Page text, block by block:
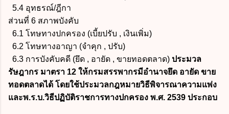
5.4 อุทธรณ์/ฎีกา
ส่วนที่ 6 สภาพบังคับ
6.1 โทษทางปกครอง (เบี้ยปรับ , เงินเพิ่ม)
6.2 โทษทางอาญา (จำคุก , ปรับ)
6.3 การบังคับคดี (ยึด , อายัด , ขายทอดตลาด) ประมวล
รัษฎากร มาตรา 12 ให้กรมสรรพากรมีอำนาจยึด อายัด ขาย
ทอดตลาดได้ โดยใช้ประมวลกฎหมายวิธีพิจารณาความแพ่ง
และพ.ร.บ.วิธีปฏิบัติราชการทางปกครอง พ.ศ. 2539 ประกอบ